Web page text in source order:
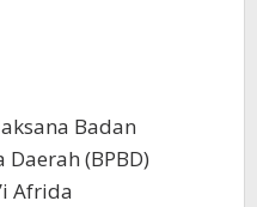
Badan
(BPBD)
Afrida